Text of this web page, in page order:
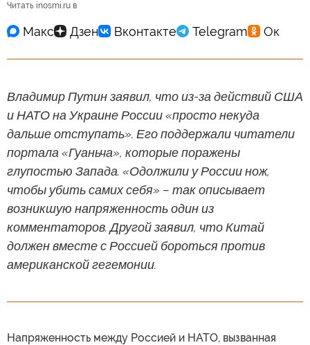
Читать inosmi.ru в
Владимир Путин заявил, что из-за действий США
и НАТО на Украине России «просто некуда
дальше отступать». Его поддержали читатели
портала «Гуаньча», которые поражены
глупостью Запада. «Одолжили у России нож,
чтобы убить самих себя» – так описывает
возникшую напряженность один из
комментаторов. Другой заявил, что Китай
должен вместе с Россией бороться против
американской гегемонии.
Напряженность между Россией и НАТО, вызванная